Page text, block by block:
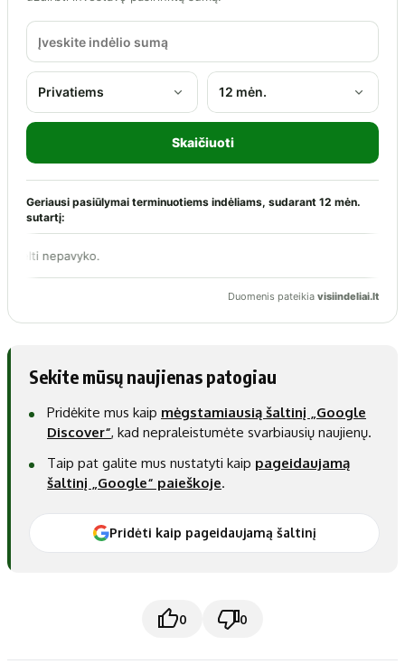
Sekite mūsų naujienas patogiau
Pridėkite mus kaip mėgstamiausią šaltinį „Google
Discover“, kad nepraleistumėte svarbiausių naujienų.
Taip pat galite mus nustatyti kaip pageidaujamą
šaltinį „Google“ paieškoje.
Pridėti kaip pageidaujamą šaltinį
0 0